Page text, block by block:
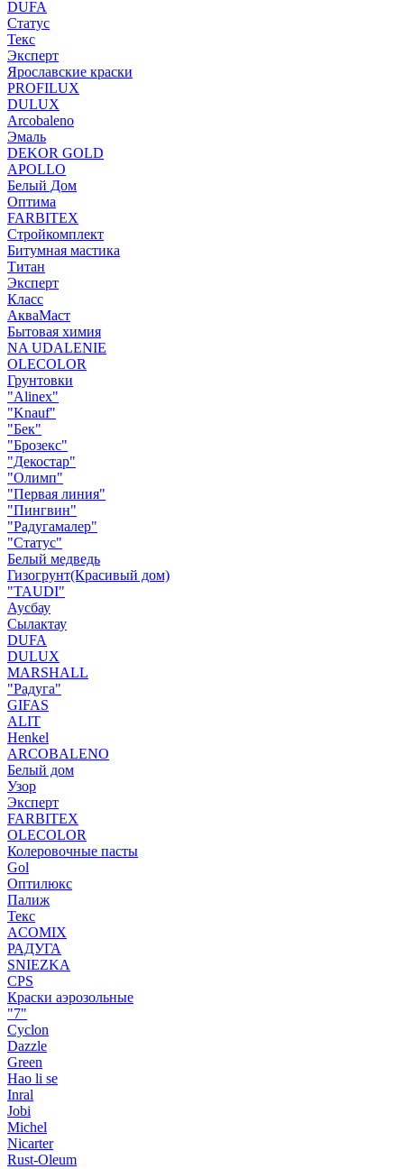
DUFA
Статус
Текс
Эксперт
Ярославские краски
PROFILUX
DULUX
Arcobaleno
Эмаль
DEKOR GOLD
APOLLO
Белый Дом
Оптима
FARBITEX
Стройкомплект
Битумная мастика
Титан
Эксперт
Класс
АкваМаст
Бытовая химия
NA UDALENIE
OLECOLOR
Грунтовки
"Alinex"
"Knauf"
"Бек"
"Брозекс"
"Декостар"
"Олимп"
"Первая линия"
"Пингвин"
"Радугамалер"
"Статус"
Белый медведь
Гизогрунт(Красивый дом)
"TAUDI"
Аусбау
Сылактау
DUFA
DULUX
MARSHALL
"Радуга"
GIFAS
ALIT
Henkel
ARCOBALENO
Белый дом
Узор
Эксперт
FARBITEX
OLECOLOR
Колеровочные пасты
Gol
Оптилюкс
Палиж
Текс
ACOMIX
РАДУГА
SNIEZKA
CPS
Краски аэрозольные
"7"
Cyclon
Dazzle
Green
Hao li se
Inral
Jobi
Michel
Nicarter
Rust-Oleum